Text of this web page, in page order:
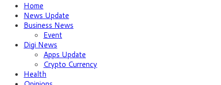
Home
News Update
Business News
Event
Digi News
Apps Update
Crypto Currency
Health